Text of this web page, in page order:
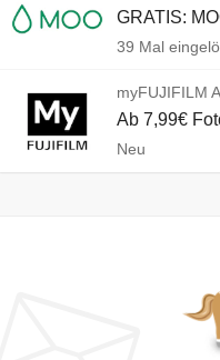
GRATIS:
39 Mal
myFUJIFILM
Ab 7,99€
Neu